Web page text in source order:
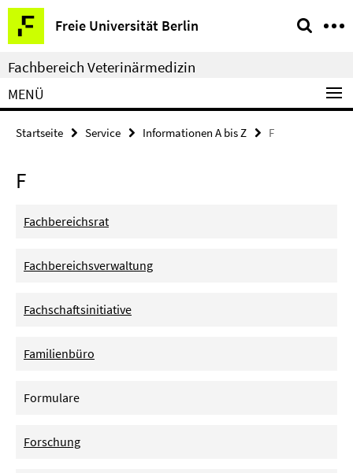
Springe
direkt
zu
Inhalt
Freie Universität Berlin
Service-
Navigation
Fachbereich Veterinärmedizin
MENÜ
Startseite Service Informationen A bis Z F
F
Fachbereichsrat
Fachbereichsverwaltung
Fachschaftsinitiative
Familienbüro
Formulare
Forschung